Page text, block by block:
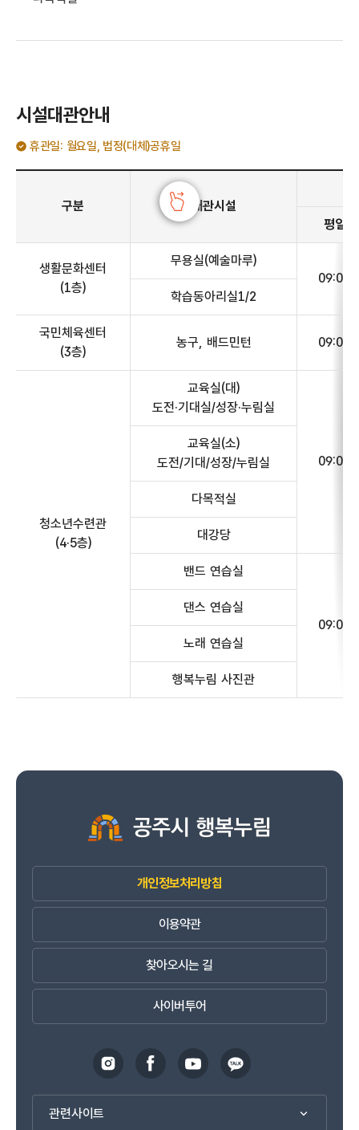
시설대관안내
휴관일: 월요일, 법정(대체)공휴일
시설대관안내 - 구분, 대관시설, 운영시간(평일(화~금), 주말(토~일), 수용인원, 1일 최대 이용시간) 정보 제공
구분
대관시설
평일(
생활문화센터
(1층)
무용실(예술마루)
학습동아리실1/2
국민체육센터
(3층)
농구, 배드민턴
청소년수련관
(4·5층)
교육실(대)
도전·기대실/성장·누림실
교육실(소)
도전/기대/성장/누림실
다목적실
대강당
밴드 연습실
댄스 연습실
노래 연습실
행복누림 사진관
개인정보처리방침
이용약관
찾아오시는 길
사이버투어
관련사이트